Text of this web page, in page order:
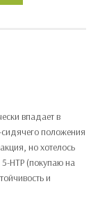
впадает в
положения
но хотелось
НТР (покупаю на
и